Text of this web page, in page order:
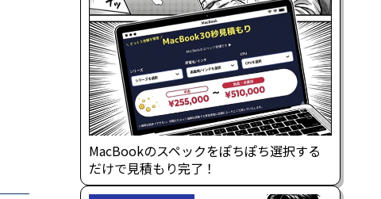
MacBookのスペックをぽちぽち選択する
だけで見積もり完了！